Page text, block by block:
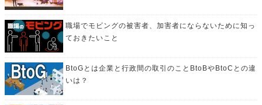
職場でモビングの被害者、加害者にならないために知っ
ておきたいこと
BtoGとは企業と行政間の取引のことBtoBやBtoCとの違
いは？